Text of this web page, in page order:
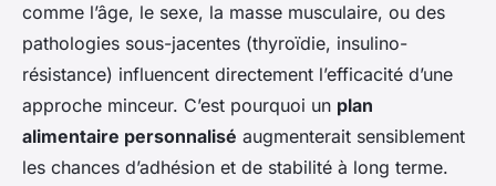
comme l’âge, le sexe, la masse musculaire, ou des
pathologies sous-jacentes (thyroïdie, insulino-
résistance) influencent directement l’efficacité d’une
approche minceur. C’est pourquoi un plan
alimentaire personnalisé augmenterait sensiblement
les chances d’adhésion et de stabilité à long terme.